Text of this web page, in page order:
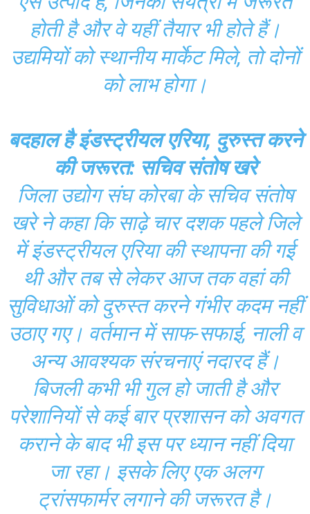
होती है और वे यहीं तैयार भी होते हैं।
उद्यमियों को स्थानीय मार्केट मिले, तो दोनों
को लाभ होगा।
बदहाल है इंडस्ट्रीयल एरिया, दुरुस्त करने
की जरूरत: सचिव संतोष खरे
जिला उद्योग संघ कोरबा के सचिव संतोष
खरे ने कहा कि साढ़े चार दशक पहले जिले
में इंडस्ट्रीयल एरिया की स्थापना की गई
थी और तब से लेकर आज तक वहां की
सुविधाओं को दुरुस्त करने गंभीर कदम नहीं
उठाए गए। वर्तमान में साफ-सफाई, नाली व
अन्य आवश्यक संरचनाएं नदारद हैं।
बिजली कभी भी गुल हो जाती है और
परेशानियों से कई बार प्रशासन को अवगत
कराने के बाद भी इस पर ध्यान नहीं दिया
जा रहा। इसके लिए एक अलग
ट्रांसफार्मर लगाने की जरूरत है।